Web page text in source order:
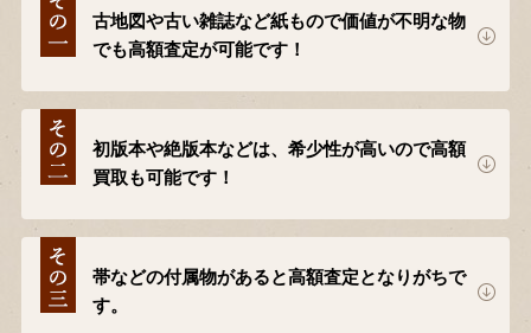
古地図や古い雑誌など紙もので価値が不明な物
でも高額査定が可能です！
初版本や絶版本などは、希少性が高いので高額
買取も可能です！
帯などの付属物があると高額査定となりがちで
す。